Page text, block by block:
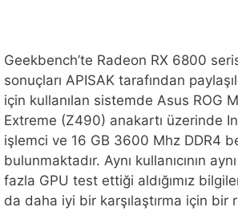
Geekbench’te Radeon RX 6800
sonuçları APISAK tarafından
için kullanılan sistemde Asus ROG
Extreme (Z490) anakartı üzerinde
işlemci ve 16 GB 3600 Mhz DDR4
bulunmaktadır. Aynı kullanıcının
fazla GPU test ettiği aldığımız
da daha iyi bir karşılaştırma için bir